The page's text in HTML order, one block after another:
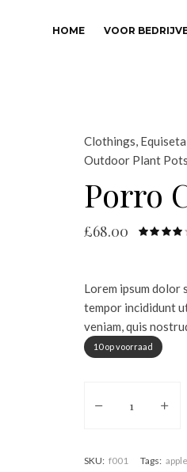
HOME VOOR
Clothings,
Outdoor Plant Pots
Porro
£68.00
Lorem ipsum dolor
tempor incididunt
veniam, quis
10 op voorraad
Porro Cook aantal
SKU: f001 Tags: apple